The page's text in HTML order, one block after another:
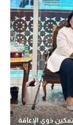
ذوي الإعاقة